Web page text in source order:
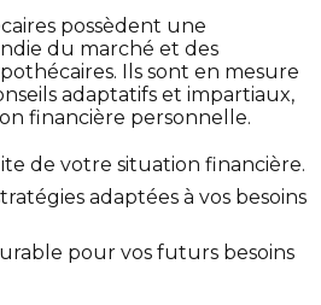
possèdent une
du marché et des
Ils sont en mesure
adaptatifs et impartiaux,
financière personnelle.
de votre situation financière.
adaptées à vos besoins
pour vos futurs besoins